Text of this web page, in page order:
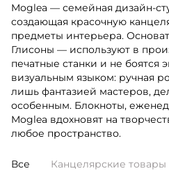
Moglea — семейная дизайн-
создающая красочную
предметы интерьера.
Глисоны — используют в
печатные станки и не боятся
визуальным языком: ручная
лишь фантазией мастеров,
особенным. Блокноты,
Moglea вдохновят на
любое пространство.
Все Канцелярские товары